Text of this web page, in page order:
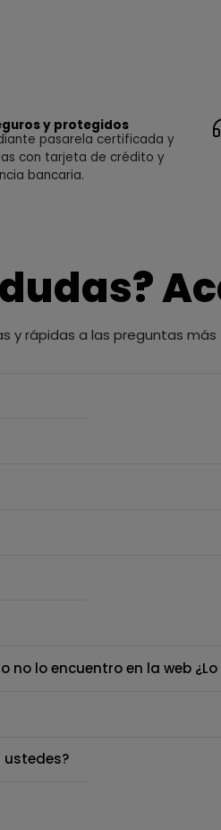
y protegidos
pasarela certificada y
con tarjeta de crédito y
bancaria.
y rápidas a las preguntas
lo encuentro en la web